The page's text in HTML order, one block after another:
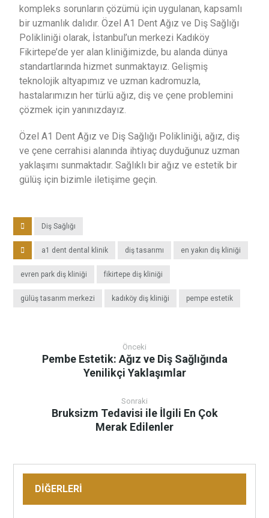
kompleks sorunların çözümü için uygulanan, kapsamlı
bir uzmanlık dalıdır. Özel A1 Dent Ağız ve Diş Sağlığı
Polikliniği olarak, İstanbul’un merkezi Kadıköy
Fikirtepe’de yer alan kliniğimizde, bu alanda dünya
standartlarında hizmet sunmaktayız. Gelişmiş
teknolojik altyapımız ve uzman kadromuzla,
hastalarımızın her türlü ağız, diş ve çene problemini
çözmek için yanınızdayız.
Özel A1 Dent Ağız ve Diş Sağlığı Polikliniği, ağız, diş
ve çene cerrahisi alanında ihtiyaç duyduğunuz uzman
yaklaşımı sunmaktadır. Sağlıklı bir ağız ve estetik bir
gülüş için bizimle iletişime geçin.
Diş Sağlığı
a1 dent dental klinik diş tasarımı en yakın diş kliniği
evren park diş kliniği fikirtepe diş kliniği
gülüş tasarım merkezi kadıköy diş kliniği pempe estetik
Önceki
Pembe Estetik: Ağız ve Diş Sağlığında
Yenilikçi Yaklaşımlar
Sonraki
Bruksizm Tedavisi ile İlgili En Çok
Merak Edilenler
DİĞERLERİ